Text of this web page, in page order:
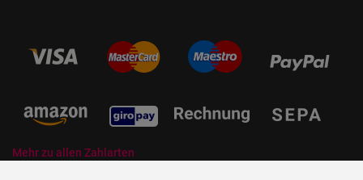
Mehr zu allen Zahlarten